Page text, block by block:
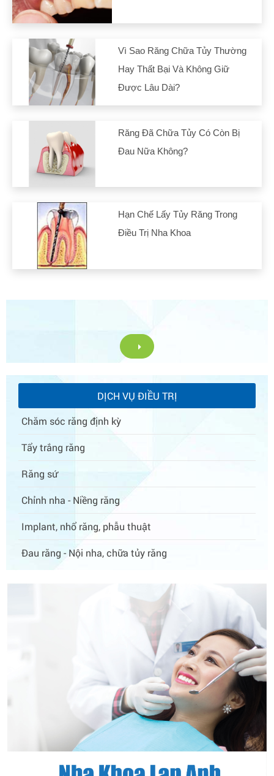
Vì Sao Răng Chữa Tủy Thường
Hay Thất Bại Và Không Giữ
Được Lâu Dài?
Răng Đã Chữa Tủy Có Còn Bị
Đau Nữa Không?
Hạn Chế Lấy Tủy Răng Trong
Điều Trị Nha Khoa
DỊCH VỤ ĐIỀU TRỊ
Chăm sóc răng định kỳ
Tẩy trắng răng
Răng sứ
Chỉnh nha - Niềng răng
Implant, nhổ răng, phẫu thuật
Đau răng - Nội nha, chữa tủy răng